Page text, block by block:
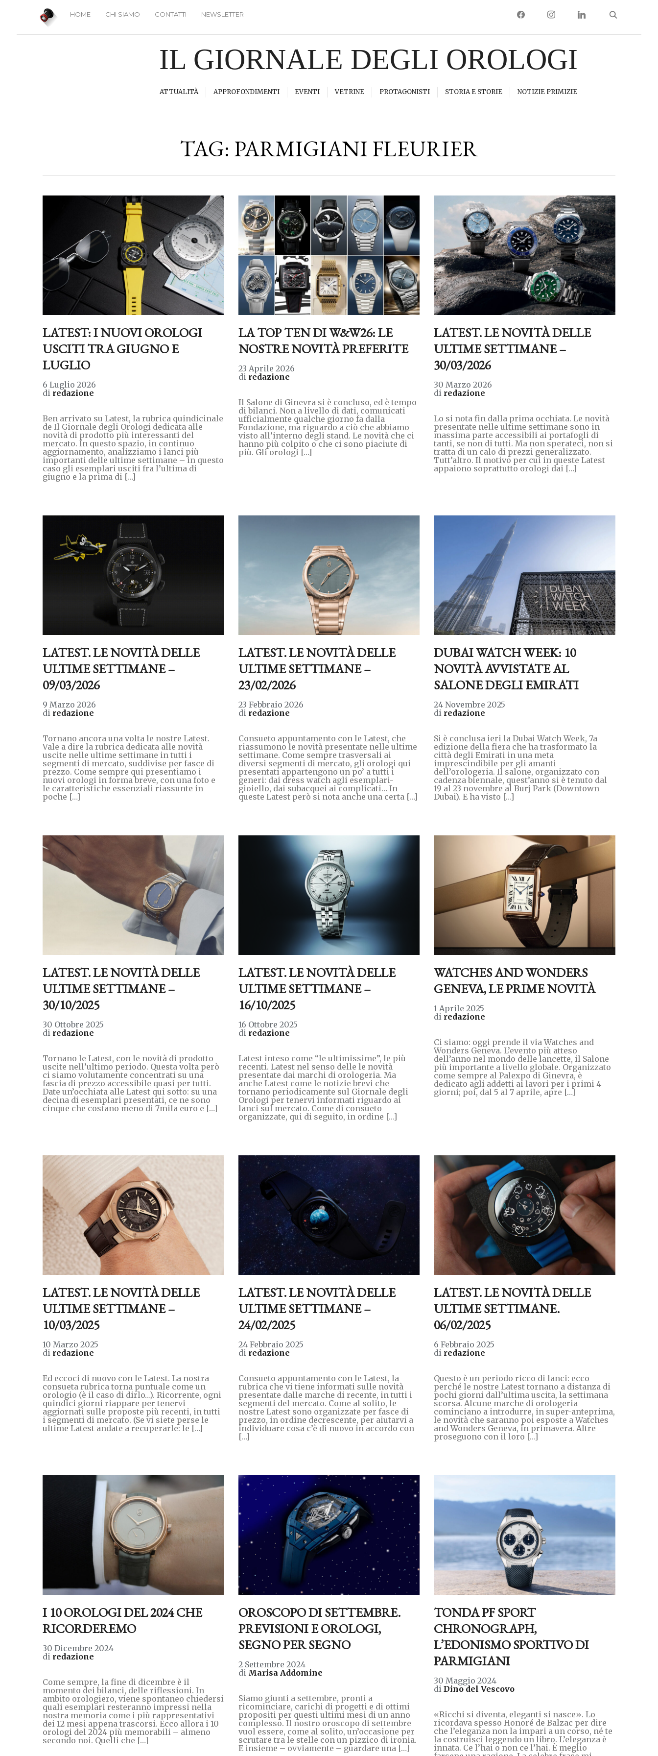
HOME CHI SIAMO CONTATTI NEWSLETTER FACEBOOKINSTAGRAMLINKEDIN
IL GIORNALE DEGLI OROLOGI
ATTUALITÀ APPROFONDIMENTI EVENTI VETRINE PROTAGONISTI STORIA E STORIE NOTIZIE PRIMIZIE
TAG: PARMIGIANI FLEURIER
LATEST: I NUOVI OROLOGI
USCITI TRA GIUGNO E
LUGLIO
6 Luglio 2026
di redazione
Ben arrivato su Latest, la rubrica quindicinale
de Il Giornale degli Orologi dedicata alle
novità di prodotto più interessanti del
mercato. In questo spazio, in continuo
aggiornamento, analizziamo i lanci più
importanti delle ultime settimane – in questo
caso gli esemplari usciti fra l’ultima di
giugno e la prima di […]
LA TOP TEN DI W&W26: LE
NOSTRE NOVITÀ PREFERITE
23 Aprile 2026
di redazione
Il Salone di Ginevra si è concluso, ed è tempo
di bilanci. Non a livello di dati, comunicati
ufficialmente qualche giorno fa dalla
Fondazione, ma riguardo a ciò che abbiamo
visto all’interno degli stand. Le novità che ci
hanno più colpito o che ci sono piaciute di
più. Gli orologi […]
LATEST. LE NOVITÀ DELLE
ULTIME SETTIMANE –
30/03/2026
30 Marzo 2026
di redazione
Lo si nota fin dalla prima occhiata. Le novità
presentate nelle ultime settimane sono in
massima parte accessibili ai portafogli di
tanti, se non di tutti. Ma non sperateci, non si
tratta di un calo di prezzi generalizzato.
Tutt’altro. Il motivo per cui in queste Latest
appaiono soprattutto orologi dai […]
LATEST. LE NOVITÀ DELLE
ULTIME SETTIMANE –
09/03/2026
9 Marzo 2026
di redazione
Tornano ancora una volta le nostre Latest.
Vale a dire la rubrica dedicata alle novità
uscite nelle ultime settimane in tutti i
segmenti di mercato, suddivise per fasce di
prezzo. Come sempre qui presentiamo i
nuovi orologi in forma breve, con una foto e
le caratteristiche essenziali riassunte in
poche […]
LATEST. LE NOVITÀ DELLE
ULTIME SETTIMANE –
23/02/2026
23 Febbraio 2026
di redazione
Consueto appuntamento con le Latest, che
riassumono le novità presentate nelle ultime
settimane. Come sempre trasversali ai
diversi segmenti di mercato, gli orologi qui
presentati appartengono un po’ a tutti i
generi: dai dress watch agli esemplari-
gioiello, dai subacquei ai complicati… In
queste Latest però si nota anche una certa […]
DUBAI WATCH WEEK: 10
NOVITÀ AVVISTATE AL
SALONE DEGLI EMIRATI
24 Novembre 2025
di redazione
Si è conclusa ieri la Dubai Watch Week, 7a
edizione della fiera che ha trasformato la
città degli Emirati in una meta
imprescindibile per gli amanti
dell’orologeria. Il salone, organizzato con
cadenza biennale, quest’anno si è tenuto dal
19 al 23 novembre al Burj Park (Downtown
Dubai). E ha visto […]
LATEST. LE NOVITÀ DELLE
ULTIME SETTIMANE –
30/10/2025
30 Ottobre 2025
di redazione
Tornano le Latest, con le novità di prodotto
uscite nell’ultimo periodo. Questa volta però
ci siamo volutamente concentrati su una
fascia di prezzo accessibile quasi per tutti.
Date un’occhiata alle Latest qui sotto: su una
decina di esemplari presentati, ce ne sono
cinque che costano meno di 7mila euro e […]
LATEST. LE NOVITÀ DELLE
ULTIME SETTIMANE –
16/10/2025
16 Ottobre 2025
di redazione
Latest inteso come “le ultimissime”, le più
recenti. Latest nel senso delle le novità
presentate dai marchi di orologeria. Ma
anche Latest come le notizie brevi che
tornano periodicamente sul Giornale degli
Orologi per tenervi informati riguardo ai
lanci sul mercato. Come di consueto
organizzate, qui di seguito, in ordine […]
WATCHES AND WONDERS
GENEVA, LE PRIME NOVITÀ
1 Aprile 2025
di redazione
Ci siamo: oggi prende il via Watches and
Wonders Geneva. L’evento più atteso
dell’anno nel mondo delle lancette, il Salone
più importante a livello globale. Organizzato
come sempre al Palexpo di Ginevra, è
dedicato agli addetti ai lavori per i primi 4
giorni; poi, dal 5 al 7 aprile, apre […]
LATEST. LE NOVITÀ DELLE
ULTIME SETTIMANE –
10/03/2025
10 Marzo 2025
di redazione
Ed eccoci di nuovo con le Latest. La nostra
consueta rubrica torna puntuale come un
orologio (è il caso di dirlo…). Ricorrente, ogni
quindici giorni riappare per tenervi
aggiornati sulle proposte più recenti, in tutti
i segmenti di mercato. (Se vi siete perse le
ultime Latest andate a recuperarle: le […]
LATEST. LE NOVITÀ DELLE
ULTIME SETTIMANE –
24/02/2025
24 Febbraio 2025
di redazione
Consueto appuntamento con le Latest, la
rubrica che vi tiene informati sulle novità
presentate dalle marche di recente, in tutti i
segmenti del mercato. Come al solito, le
nostre Latest sono organizzate per fasce di
prezzo, in ordine decrescente, per aiutarvi a
individuare cosa c’è di nuovo in accordo con
[…]
LATEST. LE NOVITÀ DELLE
ULTIME SETTIMANE.
06/02/2025
6 Febbraio 2025
di redazione
Questo è un periodo ricco di lanci: ecco
perché le nostre Latest tornano a distanza di
pochi giorni dall’ultima uscita, la settimana
scorsa. Alcune marche di orologeria
cominciano a introdurre, in super-anteprima,
le novità che saranno poi esposte a Watches
and Wonders Geneva, in primavera. Altre
proseguono con il loro […]
I 10 OROLOGI DEL 2024 CHE
RICORDEREMO
30 Dicembre 2024
di redazione
Come sempre, la fine di dicembre è il
momento dei bilanci, delle riflessioni. In
ambito orologiero, viene spontaneo chiedersi
quali esemplari resteranno impressi nella
nostra memoria come i più rappresentativi
dei 12 mesi appena trascorsi. Ecco allora i 10
orologi del 2024 più memorabili – almeno
secondo noi. Quelli che […]
OROSCOPO DI SETTEMBRE.
PREVISIONI E OROLOGI,
SEGNO PER SEGNO
2 Settembre 2024
di Marisa Addomine
Siamo giunti a settembre, pronti a
ricominciare, carichi di progetti e di ottimi
propositi per questi ultimi mesi di un anno
complesso. Il nostro oroscopo di settembre
vuol essere, come al solito, un’occasione per
scrutare tra le stelle con un pizzico di ironia.
E insieme – ovviamente – guardare una […]
TONDA PF SPORT
CHRONOGRAPH,
L’EDONISMO SPORTIVO DI
PARMIGIANI
30 Maggio 2024
diDino del Vescovo
«Ricchi si diventa, eleganti si nasce». Lo
ricordava spesso Honoré de Balzac per dire
che l’eleganza non la impari a un corso, né te
la costruisci leggendo un libro. L’eleganza è
innata. Ce l’hai o non ce l’hai. È meglio